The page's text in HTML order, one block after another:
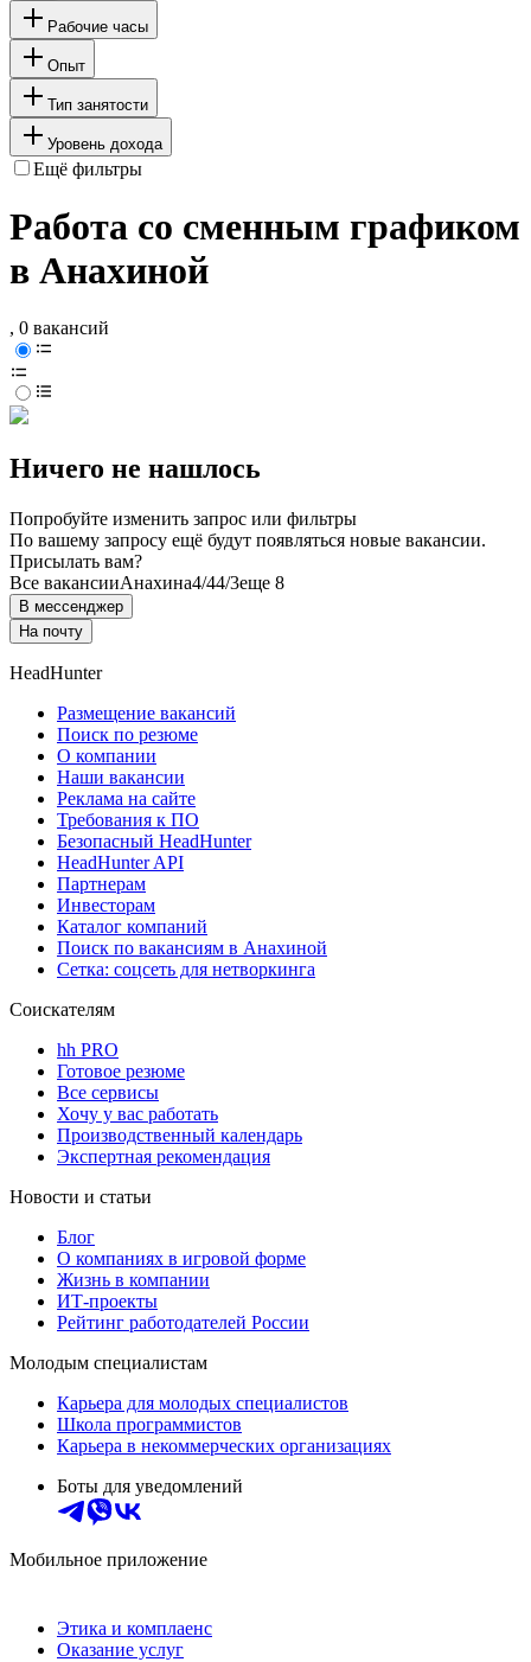
Рабочие часы
Опыт
Тип занятости
Уровень дохода
Ещё фильтры
Работа со сменным графиком
в Анахиной
, 0 вакансий
Ничего не нашлось
Попробуйте изменить запрос или фильтры
По вашему запросу ещё будут появляться новые вакансии.
Присылать вам?
Все вакансииАнахина4/44/3еще 8
В мессенджер
На почту
HeadHunter
Размещение вакансий
Поиск по резюме
О компании
Наши вакансии
Реклама на сайте
Требования к ПО
Безопасный HeadHunter
HeadHunter API
Партнерам
Инвесторам
Каталог компаний
Поиск по вакансиям в Анахиной
Сетка: соцсеть для нетворкинга
Соискателям
hh PRO
Готовое резюме
Все сервисы
Хочу у вас работать
Производственный календарь
Экспертная рекомендация
Новости и статьи
Блог
О компаниях в игровой форме
Жизнь в компании
ИТ-проекты
Рейтинг работодателей России
Молодым специалистам
Карьера для молодых специалистов
Школа программистов
Карьера в некоммерческих организациях
Боты для уведомлений
Мобильное приложение
Этика и комплаенс
Оказание услуг